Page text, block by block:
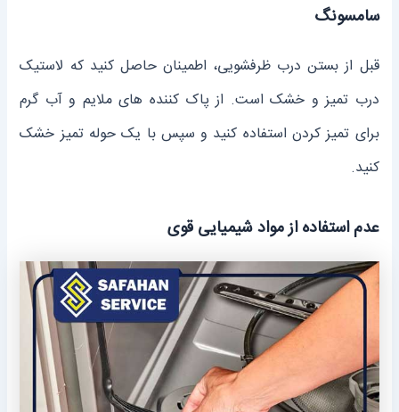
سامسونگ
قبل از بستن درب ظرفشویی، اطمینان حاصل کنید که لاستیک
درب تمیز و خشک است. از پاک کننده‌ های ملایم و آب گرم
برای تمیز کردن استفاده کنید و سپس با یک حوله تمیز خشک
کنید.
عدم استفاده از مواد شیمیایی قوی